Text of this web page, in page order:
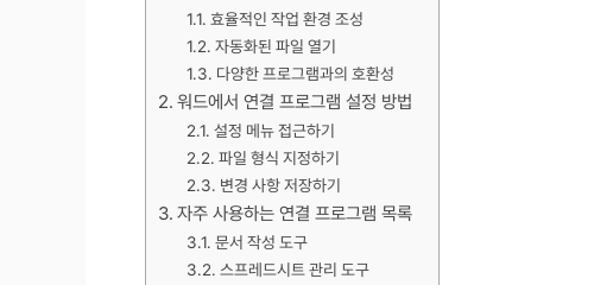
효율적인 작업 환경 조성
자동화된 파일 열기
다양한 프로그램과의 호환성
워드에서 연결 프로그램 설정 방법
설정 메뉴 접근하기
파일 형식 지정하기
변경 사항 저장하기
자주 사용하는 연결 프로그램 목록
문서 작성 도구
스프레드시트 관리 도구